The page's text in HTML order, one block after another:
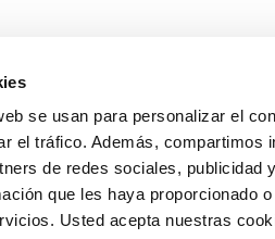
se usan para personalizar el
el tráfico. Además, compartimos
de redes sociales, publicidad
que les haya proporcionado
Usted acepta nuestras